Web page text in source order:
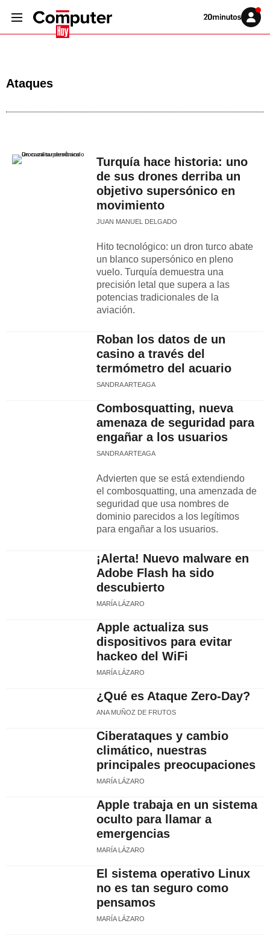
Volver
Iniciar
sesión
Ataques
Turquía hace historia: uno
de sus drones derriba un
objetivo supersónico en
movimiento
JUAN MANUEL DELGADO
Hito tecnológico: un dron turco abate
un blanco supersónico en pleno
vuelo. Turquía demuestra una
precisión letal que supera a las
potencias tradicionales de la
aviación.
Roban los datos de un
casino a través del
termómetro del acuario
SANDRA ARTEAGA
Combosquatting, nueva
amenaza de seguridad para
engañar a los usuarios
SANDRA ARTEAGA
Advierten que se está extendiendo
el combosquatting, una amenzada de
seguridad que usa nombres de
dominio parecidos a los legítimos
para engañar a los usuarios.
¡Alerta! Nuevo malware en
Adobe Flash ha sido
descubierto
MARÍA LÁZARO
Apple actualiza sus
dispositivos para evitar
hackeo del WiFi
MARÍA LÁZARO
¿Qué es Ataque Zero-Day?
ANA MUÑOZ DE FRUTOS
Ciberataques y cambio
climático, nuestras
principales preocupaciones
MARÍA LÁZARO
Apple trabaja en un sistema
oculto para llamar a
emergencias
MARÍA LÁZARO
El sistema operativo Linux
no es tan seguro como
pensamos
MARÍA LÁZARO